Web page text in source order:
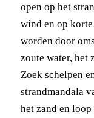
open op het
wind en op
worden door
zoute water, het
Zoek schelpen
strandmandala
het zand en